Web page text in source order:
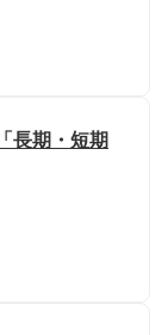
長期・短期